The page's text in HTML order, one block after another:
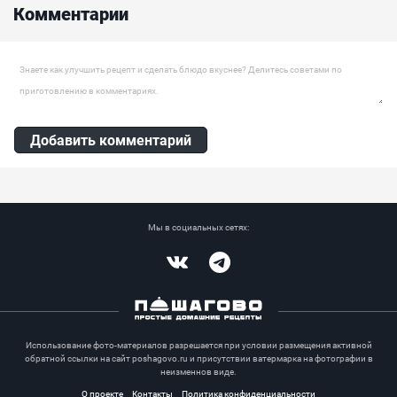
Комментарии
Оставить комментарий
Добавить комментарий
Мы в социальных сетях:
Использование фото-материалов разрешается при условии размещения активной
обратной ссылки на сайт poshagovo.ru и присутствии ватермарка на фотографии в
неизменнов виде.
О проекте
Контакты Политика конфиденциальности